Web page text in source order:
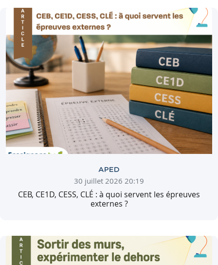
APED
30 juillet 2026 20:19
CEB, CE1D, CESS, CLÉ : à quoi servent les épreuves
externes ?